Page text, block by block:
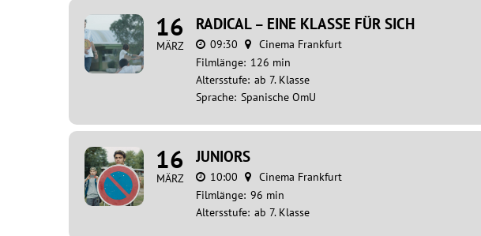
16
MÄRZ
RADICAL – EINE KLASSE FÜR SICH
09:30
Cinema Frankfurt
Filmlänge: 126 min
Altersstufe: ab 7. Klasse
Sprache: Spanische OmU
16
MÄRZ
JUNIORS
10:00
Cinema Frankfurt
Filmlänge: 96 min
Altersstufe: ab 7. Klasse